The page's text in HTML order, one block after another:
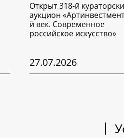
Открыт 318-й
аукцион
й век. Современное
российское искусство»
27.07.2026